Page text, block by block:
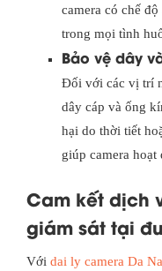
camera có chế
trong mọi tình
Bảo vệ dây
Đối với các vị trí
dây cáp và ống
hại do thời tiết
giúp camera
Cam kết dịch
giám sát tại
Với dai ly camera Da